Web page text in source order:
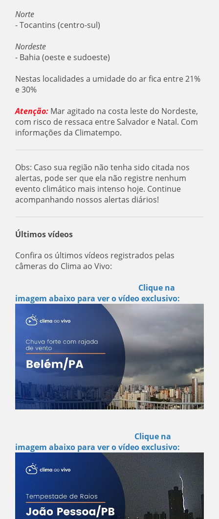
Norte
- Tocantins (centro-sul)
Nordeste
- Bahia (oeste e sudoeste)
Nestas localidades a umidade do ar fica entre 21%
e 30%
Atenção: Mar agitado na costa leste do Nordeste,
com risco de ressaca entre Salvador e Natal. Com
informações da Climatempo.
Obs: Caso sua região não tenha sido citada nos
alertas, pode ser que ela não registre nenhum
evento climático mais intenso hoje. Continue
acompanhando nossos alertas diários!
Últimos vídeos
Confira os últimos vídeos registrados pelas
câmeras do Clima ao Vivo:
Clique na
imagem abaixo para ver o vídeo exclusivo:
Clique na
imagem abaixo para ver o vídeo exclusivo: